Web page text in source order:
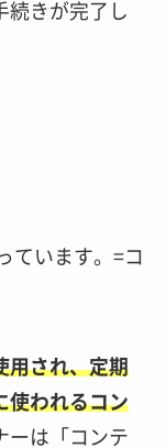
続きが完了し
ています。=コ
用され、定期
使われるコン
ーは「コンテ